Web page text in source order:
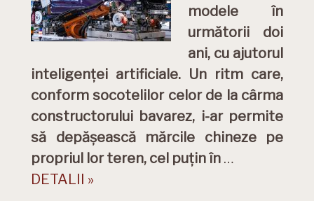
modele în
următorii doi
ani, cu ajutorul
inteligenței artificiale. Un ritm care,
conform socotelilor celor de la cârma
constructorului bavarez, i-ar permite
să depășească mărcile chineze pe
propriul lor teren, cel puțin în …
DETALII »